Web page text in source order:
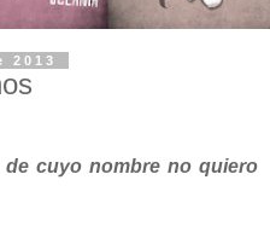
2013
cuyo nombre no quiero